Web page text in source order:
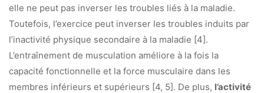
elle ne peut pas inverser les troubles liés à la maladie.
Toutefois, l’exercice peut inverser les troubles induits par
l’inactivité physique secondaire à la maladie [4].
L’entraînement de musculation améliore à la fois la
capacité fonctionnelle et la force musculaire dans les
membres inférieurs et supérieurs [4, 5]. De plus, l’activité